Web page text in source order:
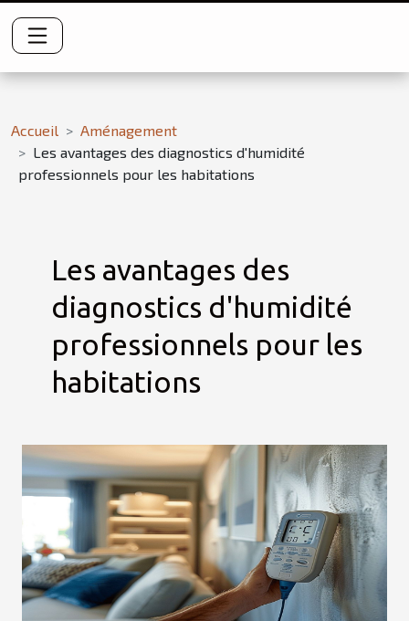
Accueil
Aménagement
Les avantages des diagnostics d'humidité
professionnels pour les habitations
Les avantages des
diagnostics d'humidité
professionnels pour les
habitations